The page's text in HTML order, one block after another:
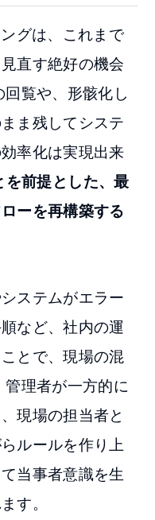
グは、これまで
直す絶好の機会
覧や、形骸化し
ま残してシステ
率化は実現出来
前提とした、最
ーを再構築する
ステムがエラー
など、社内の運
とで、現場の混
理者が一方的に
現場の担当者と
ルールを作り上
当事者意識を生
す。